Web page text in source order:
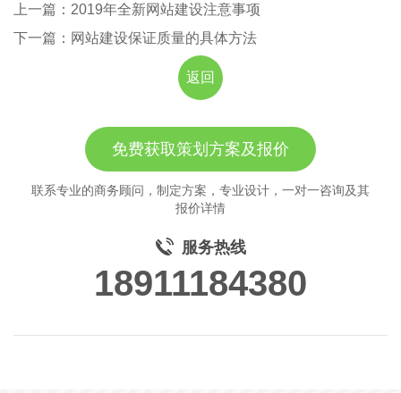
上一篇：2019年全新网站建设注意事项
下一篇：网站建设保证质量的具体方法
返回
免费获取策划方案及报价
联系专业的商务顾问，制定方案，专业设计，一对一咨询及其
报价详情
服务热线
18911184380